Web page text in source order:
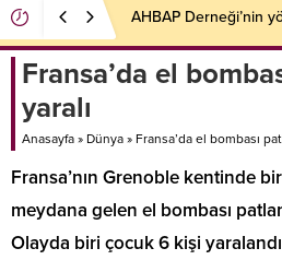
AHBAP Derneği’nin
Fransa’da el
yaralı
Anasayfa » Dünya » Fransa’da el bombası
Fransa’nın Grenoble kentinde
meydana gelen el bombası
Olayda biri çocuk 6 kişi